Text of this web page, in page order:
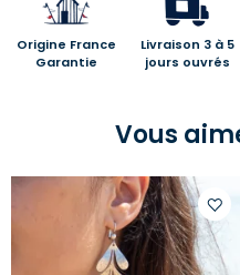
Origine France
Garantie
Livraison 3 à 5
jours ouvrés
Vous
à